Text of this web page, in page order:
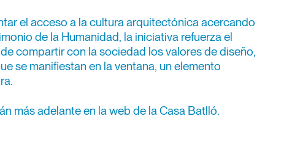
el acceso a la cultura arquitectónica acercando
de la Humanidad, la iniciativa refuerza el
compartir con la sociedad los valores de diseño,
se manifiestan en la ventana, un elemento
más adelante en la web de la Casa Batlló.